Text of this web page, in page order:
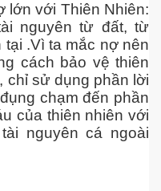
với Thiên Nhiên:
nguyên từ đất, từ
.Vì ta mắc nợ nên
cách bảo vệ thiên
chỉ sử dụng phần lời
chạm đến phần
của thiên nhiên với
nguyên cá ngoài